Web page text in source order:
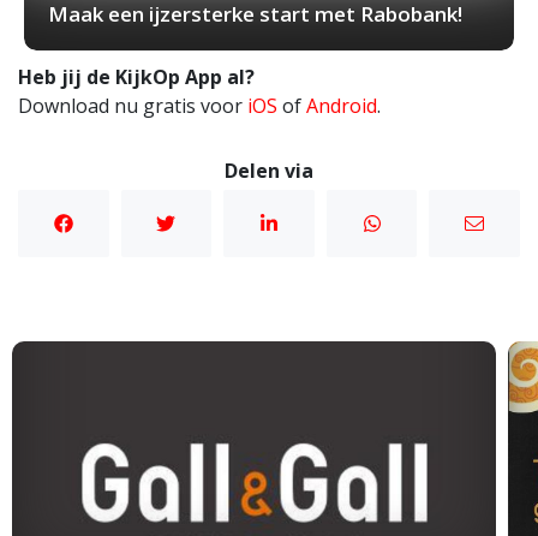
Maak een ijzersterke start met Rabobank!
Heb jij de KijkOp App al?
Download nu gratis voor iOS ofAndroid.
Delen via